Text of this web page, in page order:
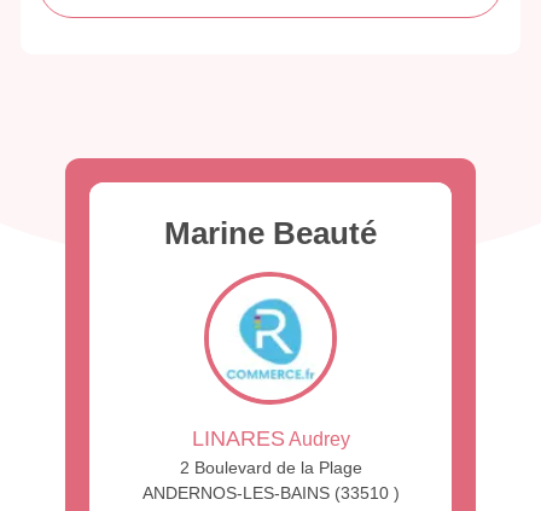
Marine Beauté
LINARES Audrey
2 Boulevard de la Plage
ANDERNOS-LES-BAINS (33510 )